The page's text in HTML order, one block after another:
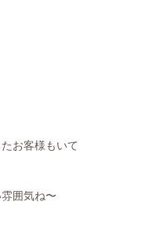
お客様もいて
囲気ね〜